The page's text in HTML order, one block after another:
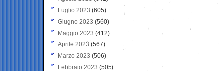
Luglio 2023 (605)
Giugno 2023 (560)
Maggio 2023 (412)
Aprile 2023 (567)
Marzo 2023 (506)
Febbraio 2023 (505)